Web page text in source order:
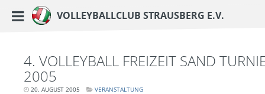
https://www.vc-strausberg.de/wp-content/themes/siehste/images/
Zum
Volleyballclub Strausberg e.V.
Haupt-Menü
4. VOLLEYBALL FREIZEIT SAND
2005
20. AUGUST 2005 LETZTEVERANSTALTUNG